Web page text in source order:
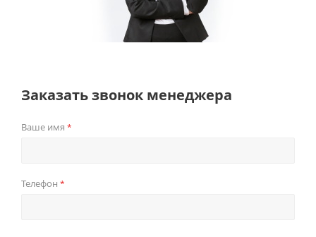
Заказать звонок менеджера
Ваше имя *
Телефон *